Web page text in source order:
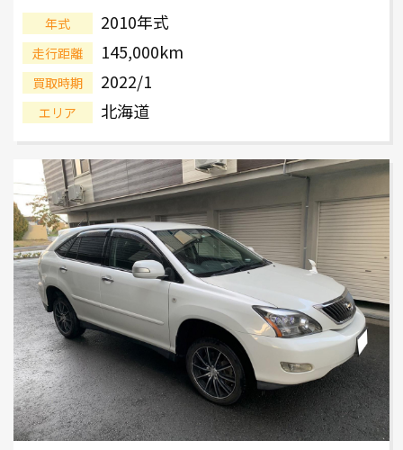
年式 2010年式
走行距離 145,000km
買取時期 2022/1
エリア 北海道